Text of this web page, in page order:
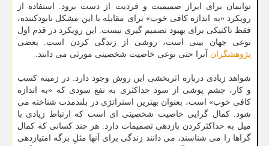
توانمان برای ابراز صمیمیت و فردیت از دست برود. استفاده از
رویکرد «به اندازه کافی خوب» برای مقابله با این مشکل نابودکننده،
فقط تاکتیکی برای بهبود تصمیم گیری نیست. این رویکرد در قدم اول
نوعی جهان بینی است، روشی از زندگی کردن است. بعضی
پژوهشگران آنرا حتی نوعی خاصیت شخصیتی مورثی می دانند.
شواهد زیادی درباره اثربخشی این روش وجود دارد. در زمینه کسب
و کار، چشم پوشی از سود حداکثری به نفع سودی که «به اندازه
کافی خوب» است، بعنوان بهترین استراتژی در بلندمدت شناخته می
شود. کمال گرایی خاصیت شخصیتی ای است که ارتباط زیادی با
میل به حداکثرکردن بازدهی تصمیمات دارد. هر چند کسانی که کمال
گراها را می شناسند، می دانند زندگی برای آنها مثلِ برگه امتیازدهی